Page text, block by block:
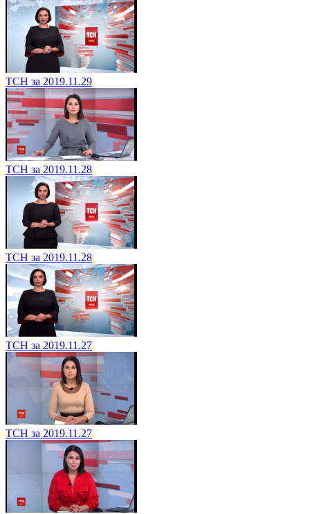
ТСН за 2019.11.29
ТСН за 2019.11.28
ТСН за 2019.11.28
ТСН за 2019.11.27
ТСН за 2019.11.27